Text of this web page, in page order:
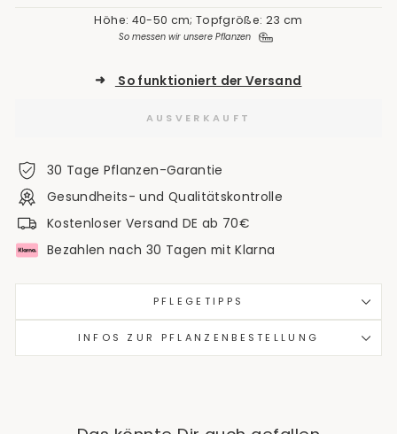
Höhe: 40-50 cm; Topfgröße: 23 cm
So messen wir unsere Pflanzen
➜ So funktioniert der Versand
AUSVERKAUFT
30 Tage Pflanzen-Garantie
Gesundheits- und Qualitätskontrolle
Kostenloser Versand DE ab 70€
Bezahlen nach 30 Tagen mit Klarna
PFLEGETIPPS
INFOS ZUR PFLANZENBESTELLUNG